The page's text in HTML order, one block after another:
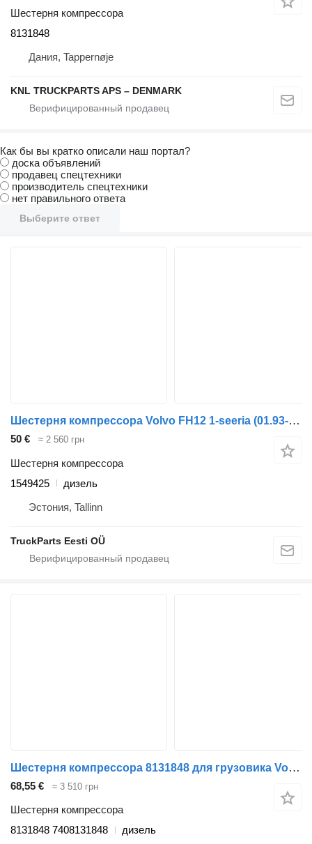
Шестерня компрессора
8131848
Дания, Tappernøje
KNL TRUCKPARTS APS – DENMARK
Как бы вы кратко описали наш портал?
доска объявлений
продавец спецтехники
производитель спецтехники
нет правильного ответа
Выберите ответ
Шестерня компрессора Volvo FH12 1-seeria (01.93-12.02) 1549425 для тягача Volvo FH12, FH16, NH12, FH, VNL780 (1993-2014)
50 € ≈ 2 560 грн
Шестерня компрессора
1549425
дизель
Эстония, Tallinn
TruckParts Eesti OÜ
Шестерня компрессора 8131848 для грузовика Volvo FL, FL6, FL7, FL10, FL12, FS718 (1985-2005)
68,55 € ≈ 3 510 грн
Шестерня компрессора
8131848 7408131848
дизель